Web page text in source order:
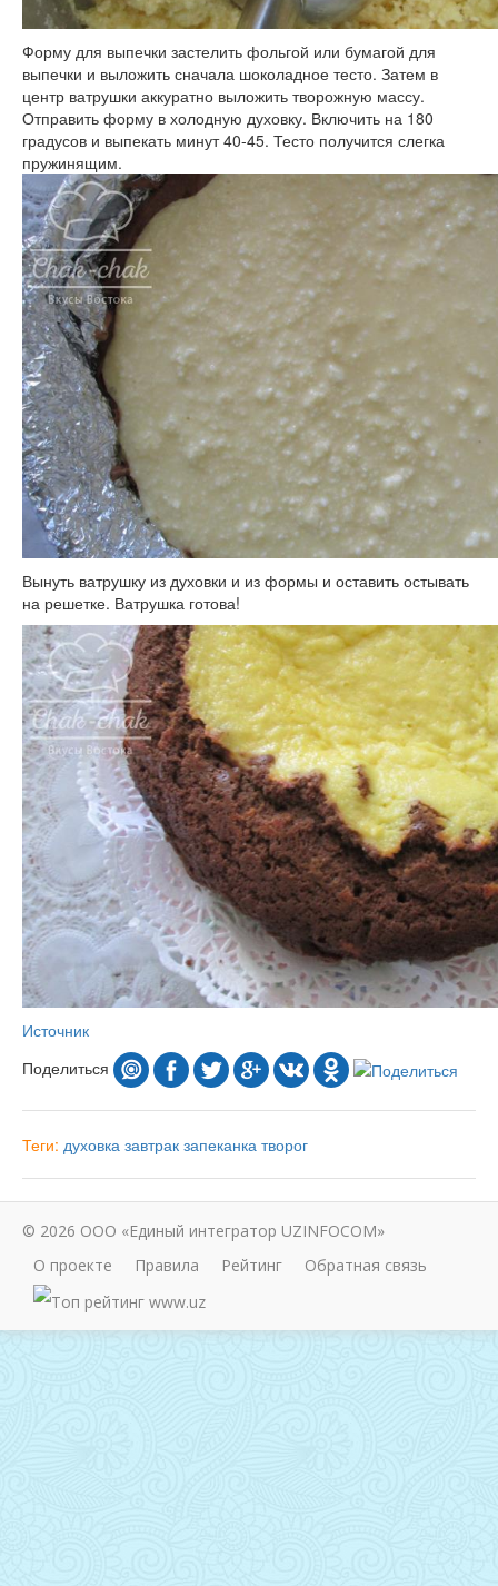
Форму для выпечки застелить фольгой или бумагой для
выпечки и выложить сначала шоколадное тесто. Затем в
центр ватрушки аккуратно выложить творожную массу.
Отправить форму в холодную духовку. Включить на 180
градусов и выпекать минут 40-45. Тесто получится слегка
пружинящим.
Вынуть ватрушку из духовки и из формы и оставить остывать
на решетке. Ватрушка готова!
Источник
Поделиться
Теги: духовка завтрак запеканка творог
© 2026 ООО «Единый интегратор UZINFOCOM»
О проекте
Правила Рейтинг Обратная связь